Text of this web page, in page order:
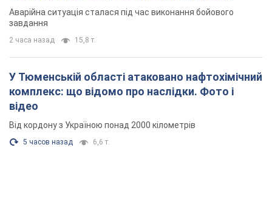
Аварійна ситуація сталася під час виконання бойового
завдання
2 часа назад 15,8 т.
У Тюменській області атаковано нафтохімічний
комплекс: що відомо про наслідки. Фото і
відео
Від кордону з Україною понад 2000 кілометрів
5 часов назад 6,6 т.